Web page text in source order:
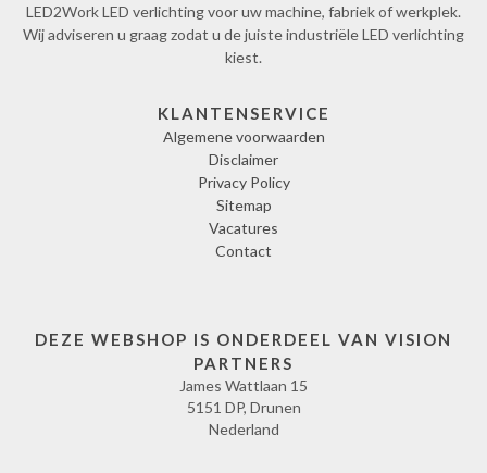
LED2Work LED verlichting voor uw machine, fabriek of werkplek.
Wij adviseren u graag zodat u de juiste industriële LED verlichting
kiest.
KLANTENSERVICE
Algemene voorwaarden
Disclaimer
Privacy Policy
Sitemap
Vacatures
Contact
DEZE WEBSHOP IS ONDERDEEL VAN VISION
PARTNERS
James Wattlaan 15
5151 DP, Drunen
Nederland